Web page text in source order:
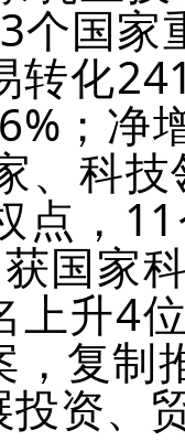
个国家
转化
；净
、科
点，
国家
上升4
，复制
资、